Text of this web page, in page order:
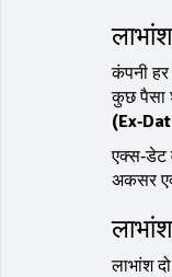
कंपनी हर
कुछ पैसा
एक्स‑डेट
अकसर
लाभांश